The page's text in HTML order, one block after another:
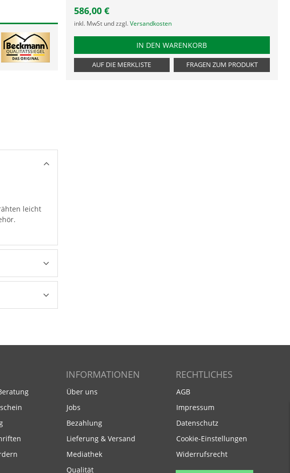
leicht
586,00 €
inkl. MwSt und zzgl. Versandkosten
PRODUKTNUMMER TDZ12
IN DEN WARENKORB
AUF DIE MERKLISTE FRAGEN ZUM PRODUKT
INFORMATIONEN
Über uns
Jobs
Bezahlung
Lieferung & Versand
Mediathek
Qualität
RECHTLICHES
AGB
Impressum
Datenschutz
Cookie-Einstellungen
Widerrufsrecht